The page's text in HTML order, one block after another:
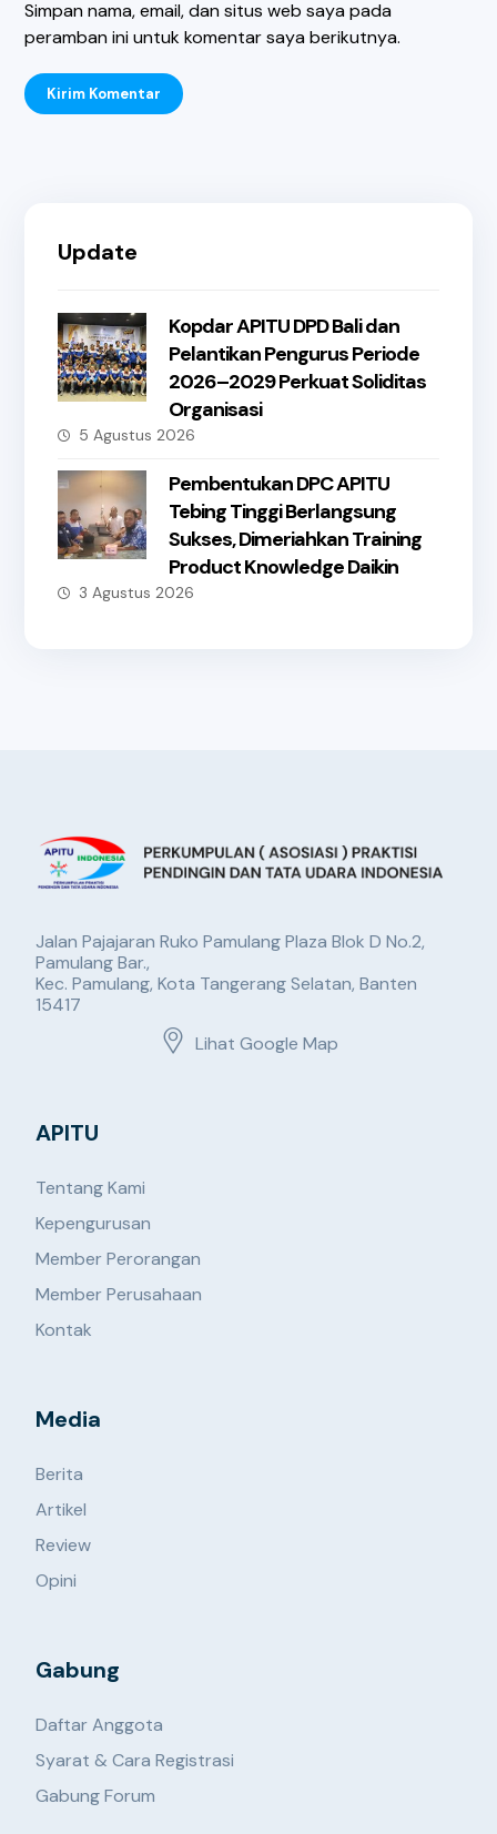
Simpan nama, email, dan situs web saya pada
peramban ini untuk komentar saya berikutnya.
Kirim Komentar
Update
Kopdar APITU DPD Bali dan
Pelantikan Pengurus Periode
2026–2029 Perkuat Soliditas
Organisasi
5 Agustus 2026
Pembentukan DPC APITU
Tebing Tinggi Berlangsung
Sukses, Dimeriahkan Training
Product Knowledge Daikin
3 Agustus 2026
Jalan Pajajaran Ruko Pamulang Plaza Blok D No.2,
Pamulang Bar.,
Kec. Pamulang, Kota Tangerang Selatan, Banten
15417
Lihat Google Map
APITU
Tentang Kami
Kepengurusan
Member Perorangan
Member Perusahaan
Kontak
Media
Berita
Artikel
Review
Opini
Gabung
Daftar Anggota
Syarat & Cara Registrasi
Gabung Forum